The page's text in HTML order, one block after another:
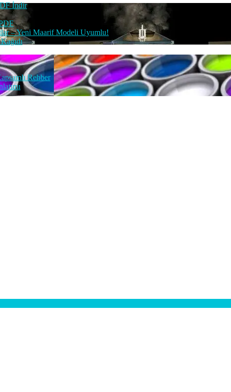
İndir
– Yeni Maarif Modeli Uyumlu!
Rehber